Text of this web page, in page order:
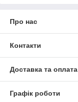
Про нас
Контакти
Доставка та оплата
Графік роботи